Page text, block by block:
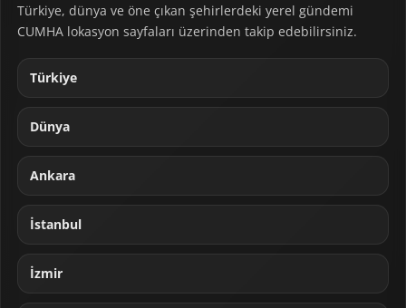
Türkiye, dünya ve öne çıkan şehirlerdeki yerel gündemi
CUMHA lokasyon sayfaları üzerinden takip edebilirsiniz.
Türkiye
Dünya
Ankara
İstanbul
İzmir